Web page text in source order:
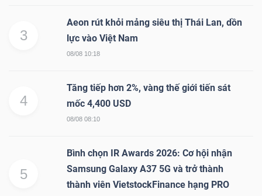
3
Aeon rút khỏi mảng siêu thị Thái Lan, dồn
lực vào Việt Nam
08/08 10:18
4
Tăng tiếp hơn 2%, vàng thế giới tiến sát
mốc 4,400 USD
08/08 08:10
5
Bình chọn IR Awards 2026: Cơ hội nhận
Samsung Galaxy A37 5G và trở thành
thành viên VietstockFinance hạng PRO